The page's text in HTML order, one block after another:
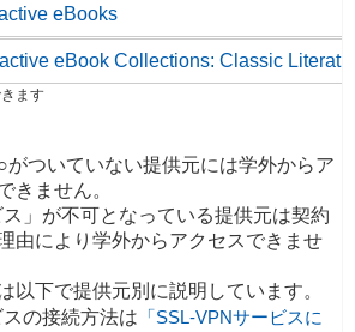
eBooks
eBook Collections: Classic
がついていない提供元には学外からア
きません。
ス」が不可となっている提供元は契約
由により学外からアクセスできませ
以下で提供元別に説明しています。
の接続方法は 「SSL-VPNサービスに